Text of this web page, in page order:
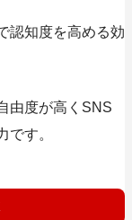
認知度を高める効
由度が高くSNS
です。